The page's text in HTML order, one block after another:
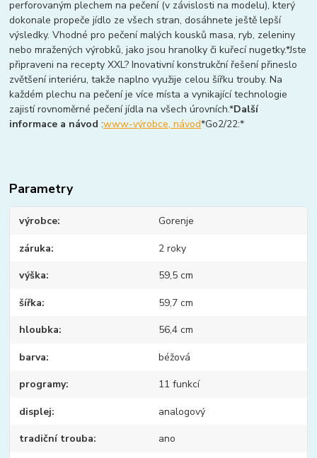
perforovaným plechem na pečení (v závislosti na modelu), který
dokonale propeče jídlo ze všech stran, dosáhnete ještě lepší
výsledky. Vhodné pro pečení malých kousků masa, ryb, zeleniny
nebo mražených výrobků, jako jsou hranolky či kuřecí nugetky.*Jste
připraveni na recepty XXL? Inovativní konstrukční řešení přineslo
zvětšení interiéru, takže naplno využije celou šířku trouby. Na
každém plechu na pečení je více místa a vynikající technologie
zajistí rovnoměrné pečení jídla na všech úrovních.*Další
informace a návod:www-výrobce, návod*Go2/22:*
Parametry
výrobce Gorenje
záruka 2 roky
výška 59,5 cm
šířka 59,7 cm
hloubka 56,4 cm
barva béžová
programy 11 funkcí
displej analogový
tradiční trouba ano